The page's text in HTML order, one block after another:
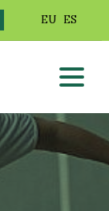
EU ES